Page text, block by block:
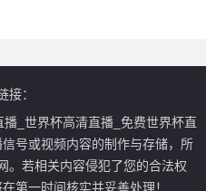
接：
_世界杯高清直播_免费世界杯直
号或视频内容的制作与存储，所
。若相关内容侵犯了您的合法权
第一时间核实并妥善处理！